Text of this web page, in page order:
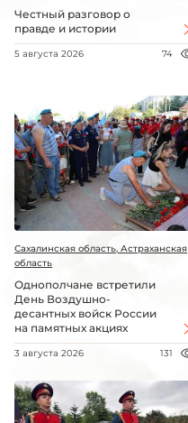
Честный разговор о
правде и истории
5 августа 2026 74
Сахалинская область, Астраханская
область
Однополчане встретили
День Воздушно-
десантных войск России
на памятных акциях
3 августа 2026 131